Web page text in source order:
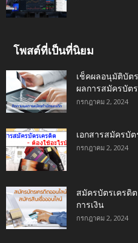
โพสต์ที่เป็นที่นิยม
เช็คผลอนุมัติบัต
ผลการสมัครบัต
กรกฎาคม 2, 2024
เอกสารสมัครบัต
กรกฎาคม 2, 2024
สมัครบัตรเครดิ
การเงิน
กรกฎาคม 2, 2024